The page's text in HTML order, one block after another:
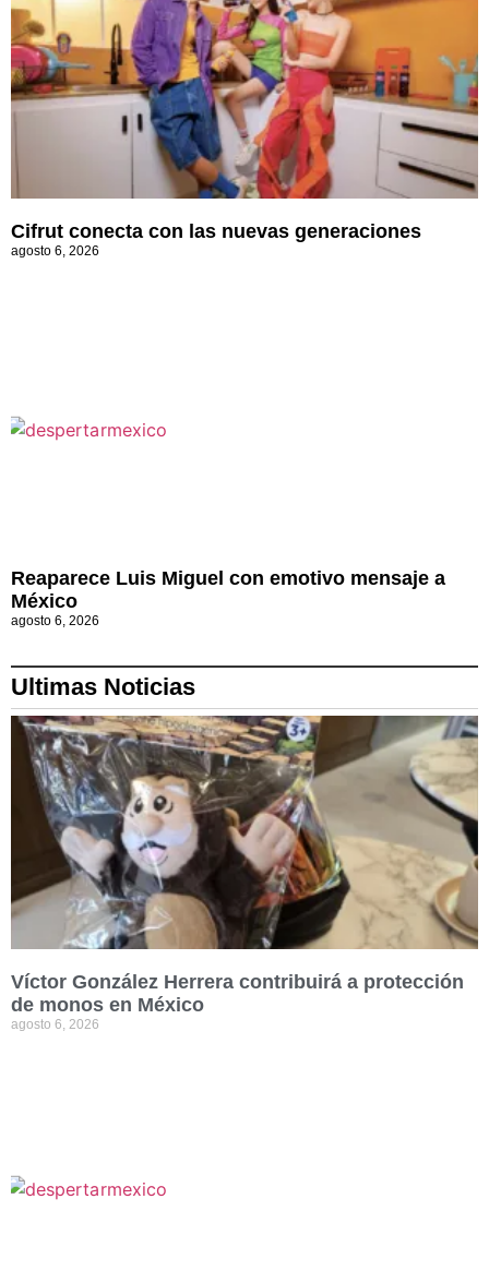
Cifrut conecta con las nuevas generaciones
agosto 6, 2026
Reaparece Luis Miguel con emotivo mensaje a
México
agosto 6, 2026
Ultimas Noticias
Víctor González Herrera contribuirá a protección
de monos en México
agosto 6, 2026